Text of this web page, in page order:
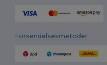
Forsendelsesmetoder